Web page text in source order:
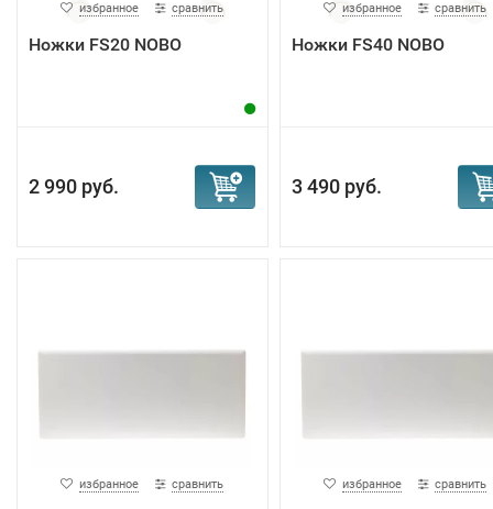
избранное сравнить
Ножки FS20 NOBO
2 990 руб.
избранное сравнить
Ножки FS40 NOBO
3 490 руб.
избранное сравнить избранное сравнить